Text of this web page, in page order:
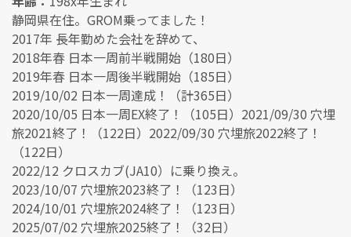
静岡県在住。GROM乗ってました！
2017年 長年勤めた会社を辞めて、
2018年春 日本一周前半戦開始（180日）
2019年春 日本一周後半戦開始（185日）
2019/10/02 日本一周達成！（計365日）
2020/10/05 日本一周EX終了！（105日）2021/09/30 穴埋
旅2021終了！（122日）2022/09/30 穴埋旅2022終了！
（122日）
2022/12 クロスカブ(JA10）に乗り換え。
2023/10/07 穴埋旅2023終了！（123日）
2024/10/01 穴埋旅2024終了！（123日）
2025/07/02 穴埋旅2025終了！（32日）